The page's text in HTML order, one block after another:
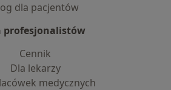
dla pacjentów
profesjonalistów
Cennik
Dla lekarzy
medycznych